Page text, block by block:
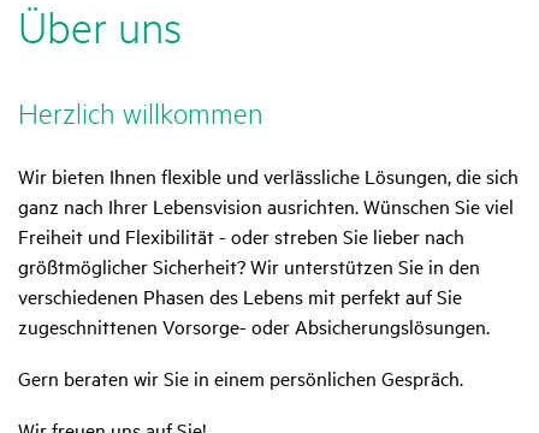
Über uns
Herz­lich will­kommen
Wir bieten Ihnen flexible und verlässliche Lösungen, die sich
ganz nach Ihrer Lebensvision ausrichten. Wünschen Sie viel
Freiheit und Flexibilität - oder streben Sie lieber nach
größtmöglicher Sicherheit? Wir unterstützen Sie in den
verschiedenen Phasen des Lebens mit perfekt auf Sie
zugeschnittenen Vorsorge- oder Absicherungslösungen.
Gern beraten wir Sie in einem persönlichen Gespräch.